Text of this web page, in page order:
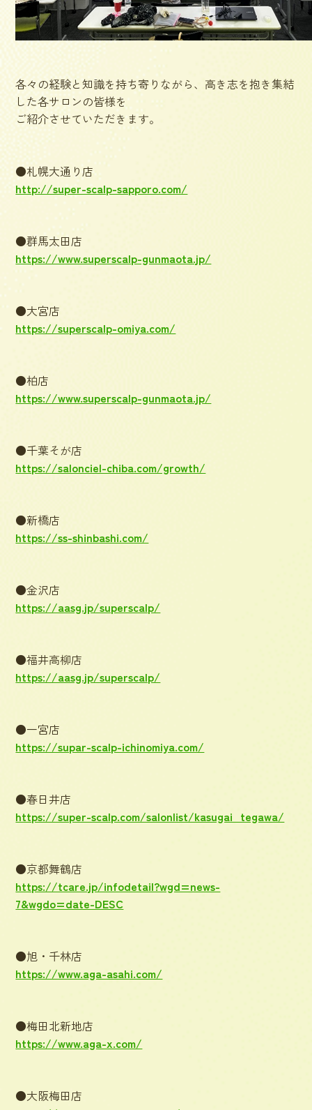
各々の経験と知識を持ち寄りながら、高き志を抱き集結
した各サロンの皆様を
ご紹介させていただきます。
●札幌大通り店
http://super-scalp-sapporo.com/
●群馬太田店
https://www.superscalp-gunmaota.jp/
●大宮店
https://superscalp-omiya.com/
●柏店
https://www.superscalp-gunmaota.jp/
●千葉そが店
https://salonciel-chiba.com/growth/
●新橋店
https://ss-shinbashi.com/
●金沢店
https://aasg.jp/superscalp/
●福井高柳店
https://aasg.jp/superscalp/
●一宮店
https://supar-scalp-ichinomiya.com/
●春日井店
https://super-scalp.com/salonlist/kasugai_tegawa/
●京都舞鶴店
https://tcare.jp/infodetail?wgd=news-
7&wgdo=date-DESC
●旭・千林店
https://www.aga-asahi.com/
●梅田北新地店
https://www.aga-x.com/
●大阪梅田店